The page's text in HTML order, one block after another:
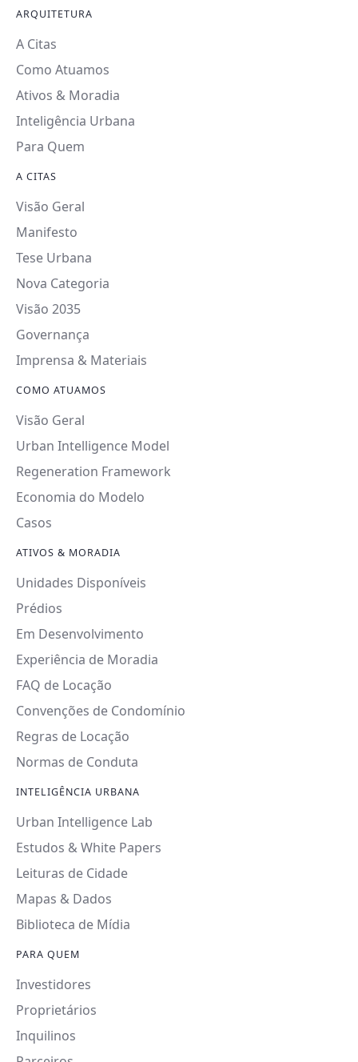
ARQUITETURA
A Citas
Como Atuamos
Ativos & Moradia
Inteligência Urbana
Para Quem
A CITAS
Visão Geral
Manifesto
Tese Urbana
Nova Categoria
Visão 2035
Governança
Imprensa & Materiais
COMO ATUAMOS
Visão Geral
Urban Intelligence Model
Regeneration Framework
Economia do Modelo
Casos
ATIVOS & MORADIA
Unidades Disponíveis
Prédios
Em Desenvolvimento
Experiência de Moradia
FAQ de Locação
Convenções de Condomínio
Regras de Locação
Normas de Conduta
INTELIGÊNCIA URBANA
Urban Intelligence Lab
Estudos & White Papers
Leituras de Cidade
Mapas & Dados
Biblioteca de Mídia
PARA QUEM
Investidores
Proprietários
Inquilinos